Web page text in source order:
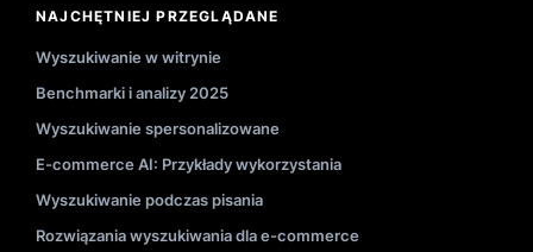
NAJCHĘTNIEJ PRZEGLĄDANE
Wyszukiwanie w witrynie
Benchmarki i analizy 2025
Wyszukiwanie spersonalizowane
E-commerce AI: Przykłady wykorzystania
Wyszukiwanie podczas pisania
Rozwiązania wyszukiwania dla e-commerce